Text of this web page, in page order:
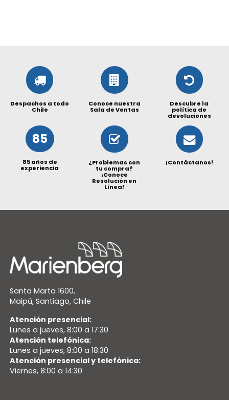
Despachos a todo
Chile
Conoce nuestra
Sala de Ventas
Descubre la
política de
devoluciones
85
85 años de
experiencia
¿Problemas con
tu compra?
¡Conoce
Resolución en
Línea!
¡Contáctanos!
Santa Marta 1600,
Maipú, Santiago, Chile
Atención presencial:
Lunes a jueves, 8:00 a 17:30
Atención telefónica:
Lunes a jueves, 8:00 a 18:30
Atención presencial y telefónica:
Viernes, 8:00 a 14:30